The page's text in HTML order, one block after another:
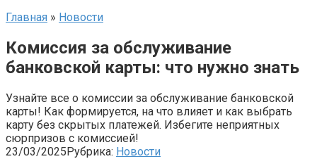
Главная » Новости
Комиссия за обслуживание
банковской карты: что нужно знать
Узнайте все о комиссии за обслуживание банковской
карты! Как формируется, на что влияет и как выбрать
карту без скрытых платежей. Избегите неприятных
сюрпризов с комиссией!
23/03/2025Рубрика: Новости